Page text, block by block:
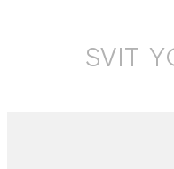
SVIT